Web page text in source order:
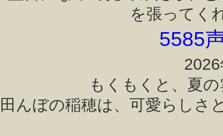
を張ってく
5585
もくもくと、夏
田んぼの稲穂は、可愛らしさ